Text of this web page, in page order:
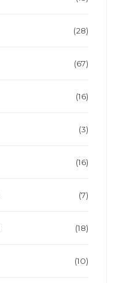
(28)
(67)
(16)
(3)
(16)
(7)
(18)
(10)